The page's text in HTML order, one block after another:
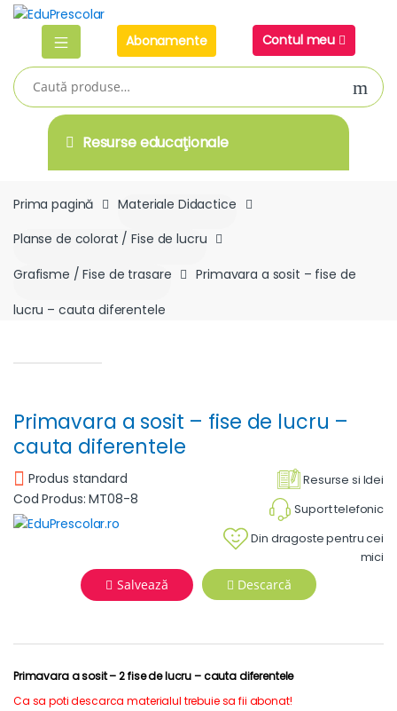
Skip
navigation
Skip
Abonamente
Contul meu
Caută
după:
Resurse educaţionale
Prima pagină
Materiale Didactice
Planse de colorat / Fise de lucru
Grafisme / Fise de trasare
Primavara a sosit – fise de
lucru – cauta diferentele
Primavara a sosit – fise de lucru –
cauta diferentele
Resurse si Idei
Suport telefonic
Din dragoste pentru cei
mici
Produs standard
Cod Produs: MT08-8
Salvează Descarcă
Primavara a sosit – 2 fise de lucru – cauta diferentele
Ca sa poti descarca materialul trebuie sa fii abonat!